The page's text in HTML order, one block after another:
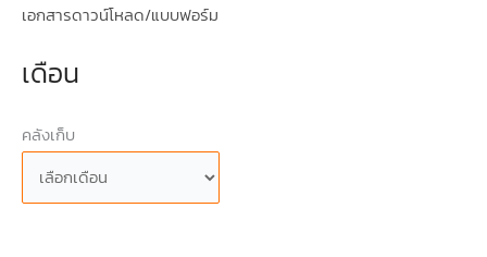
เอกสารดาวน์โหลด/แบบฟอร์ม
เดือน
คลังเก็บ